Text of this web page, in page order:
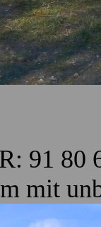
91 80
mit